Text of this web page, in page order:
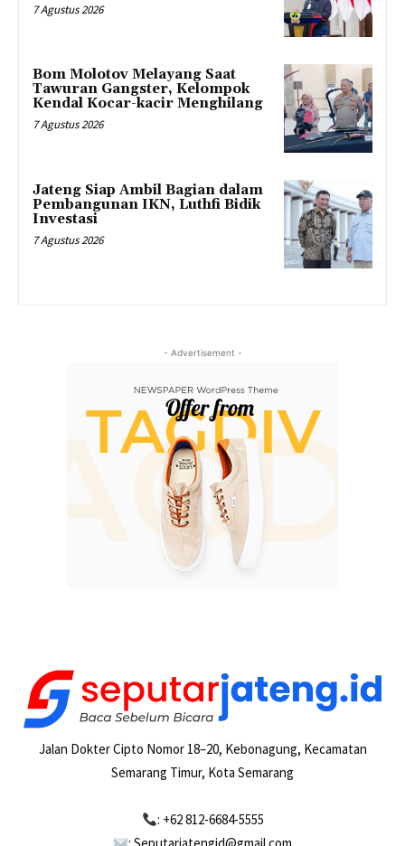
7 Agustus 2026
Bom Molotov Melayang Saat
Tawuran Gangster, Kelompok
Kendal Kocar-kacir Menghilang
7 Agustus 2026
Jateng Siap Ambil Bagian dalam
Pembangunan IKN, Luthfi Bidik
Investasi
7 Agustus 2026
- Advertisement -
Jalan Dokter Cipto Nomor 18–20, Kebonagung, Kecamatan
Semarang Timur, Kota Semarang
: +62 812-6684-5555